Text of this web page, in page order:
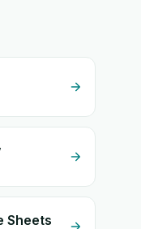
Sheets